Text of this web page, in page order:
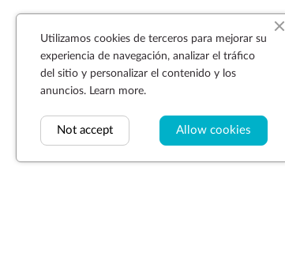
Utilizamos cookies de terceros para mejorar su
experiencia de navegación, analizar el tráfico
del sitio y personalizar el contenido y los
anuncios. Learn more.
Allow cookies
Not accept